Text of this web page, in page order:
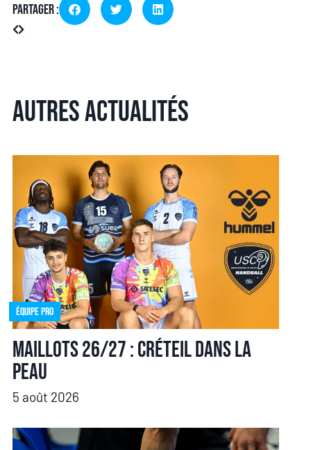
Partager :
Autres actualités
Équipe pro
Maillots 26/27 : Créteil dans la
peau
5 août 2026